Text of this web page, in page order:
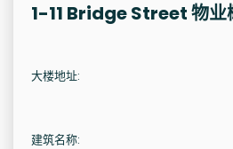
1-11 Bridge Street 物业
大楼地址:
建筑名称: